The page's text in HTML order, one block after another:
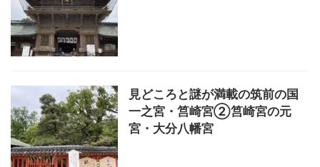
見どころと謎が満載の筑前の国
一之宮・筥崎宮②筥崎宮の元
宮・大分八幡宮